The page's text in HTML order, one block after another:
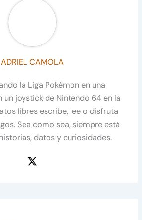
ADRIEL CAMOLA
la Liga Pokémon en una
un joystick de Nintendo 64 en la
libres escribe, lee o disfruta
Sea como sea, siempre está
datos y curiosidades.